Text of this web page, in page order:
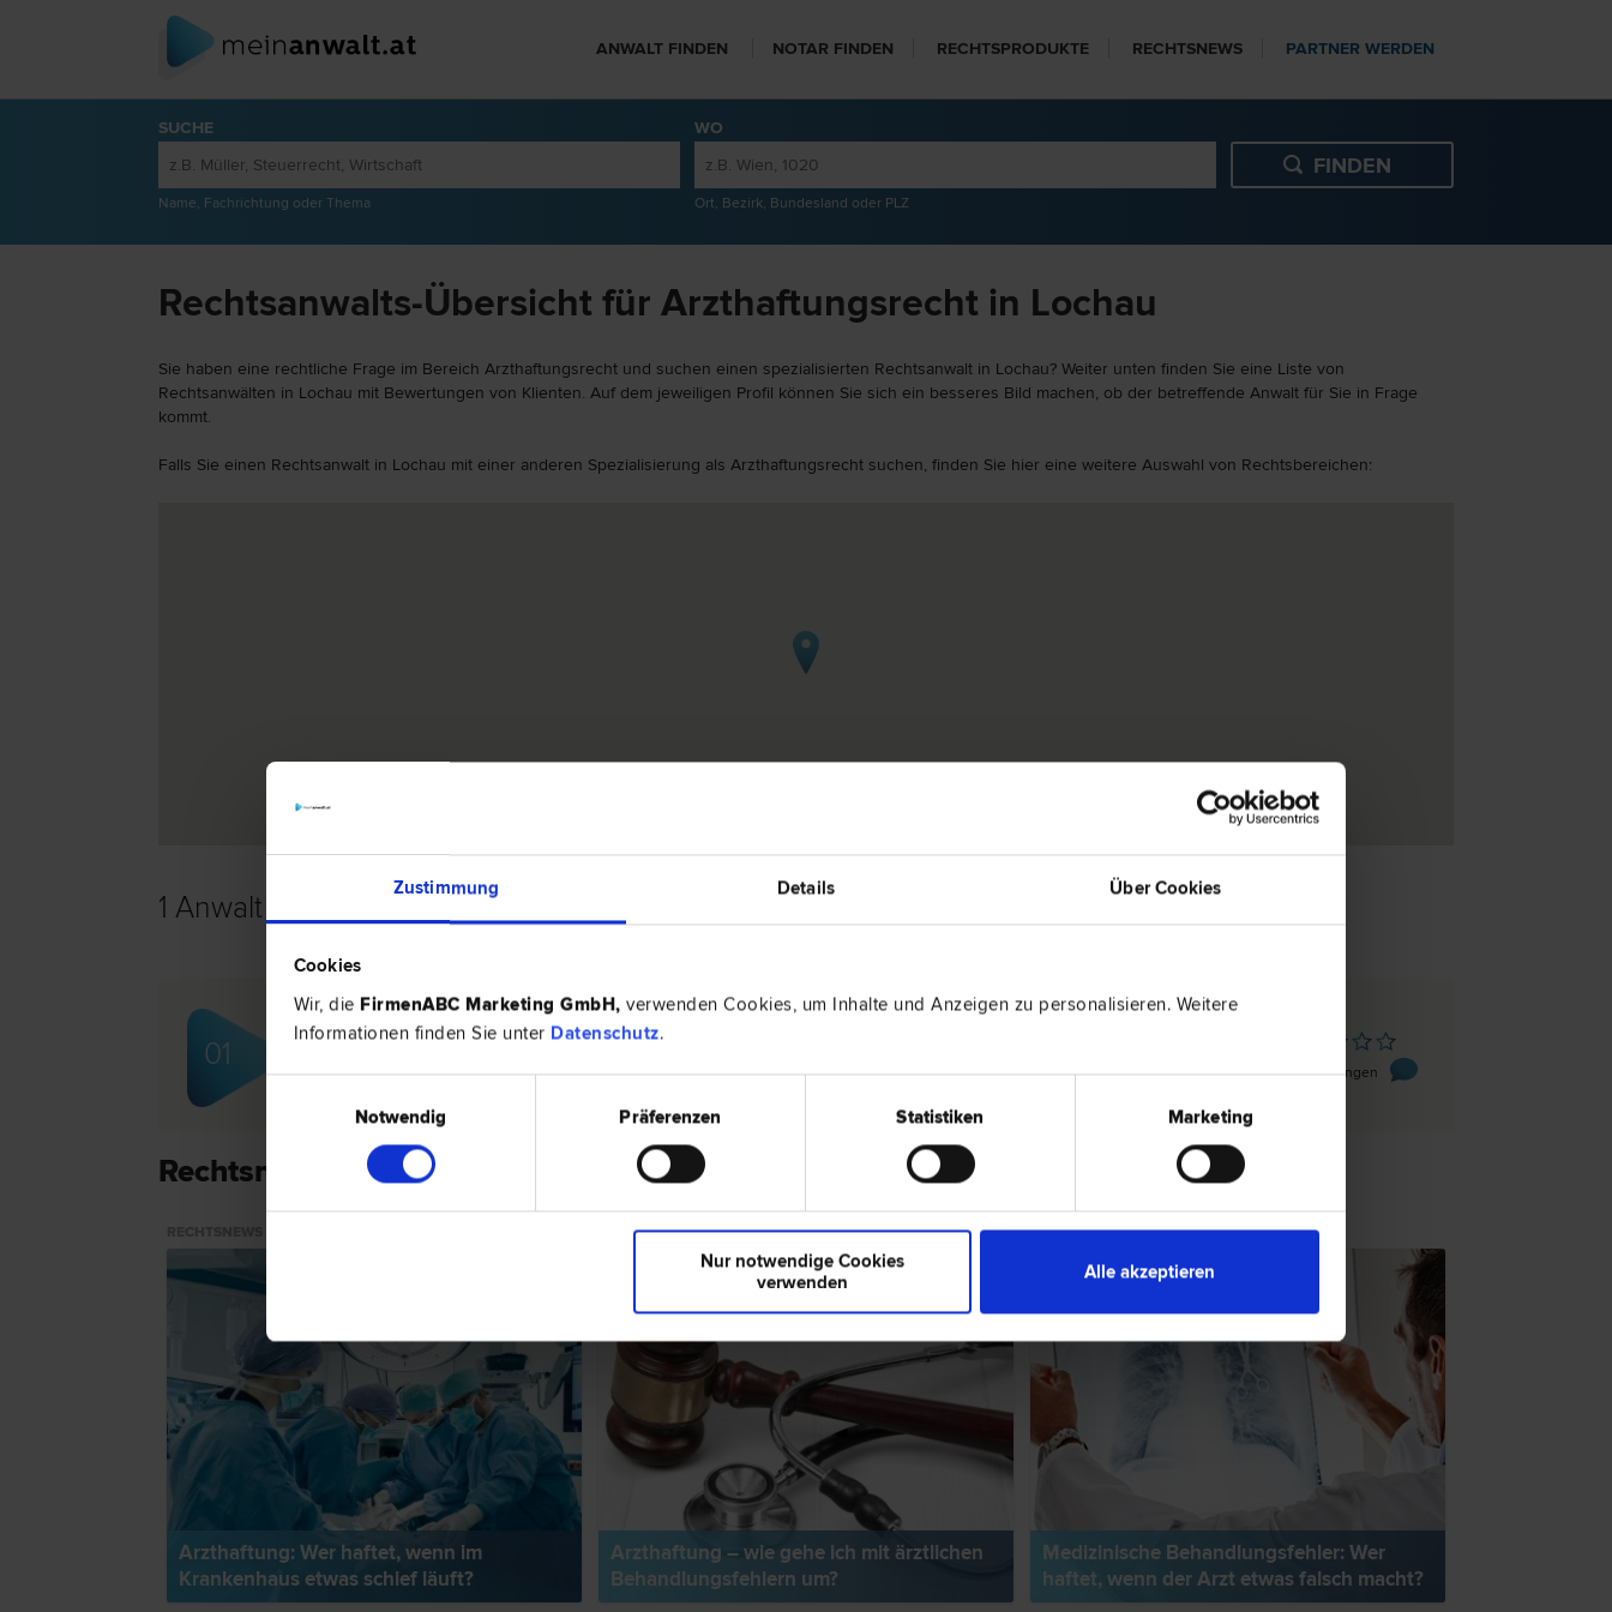
Zustimmung Details Über Cookies
Cookies
Wir, die FirmenABC Marketing GmbH, verwenden Cookies, um Inhalte und Anzeigen zu personalisieren. Weitere
Informationen finden Sie unter Datenschutz.
Notwendig
Präferenzen Statistiken Marketing
Nur notwendige Cookies
verwenden
Alle akzeptieren
ANWALT FINDEN NOTAR FINDEN RECHTSPRODUKTE RECHTSNEWS PARTNER WERDEN
SUCHE
Name, Fachrichtung oder Thema
WO
Ort, Bezirk, Bundesland oder PLZ
Rechtsanwalts-Übersicht für Arzthaftungsrecht in Lochau
Sie haben eine rechtliche Frage im Bereich Arzthaftungsrecht und suchen einen spezialisierten Rechtsanwalt in Lochau? Weiter unten finden Sie eine Liste von
Rechtsanwälten in Lochau mit Bewertungen von Klienten. Auf dem jeweiligen Profil können Sie sich ein besseres Bild machen, ob der betreffende Anwalt für Sie in Frage
kommt.
Falls Sie einen Rechtsanwalt in Lochau mit einer anderen Spezialisierung als Arzthaftungsrecht suchen, finden Sie hier eine weitere Auswahl von Rechtsbereichen:
1 Anwalt - Arzthaftungsrecht in Lochau
01
Mag. Markus LECHNER
Recht | Bau­recht
0 Bewertungen
Rechtsnews & Expertentipps zum Thema "Arzthaftungsrecht"
Arzthaftung: Wer haftet, wenn im
Krankenhaus etwas schief läuft?
EXPERTENTIPP
Arzthaftung – wie gehe ich mit ärztlichen
Behandlungsfehlern um?
RECHTSNEWS
Medizinische Behandlungsfehler: Wer
haftet, wenn der Arzt etwas falsch macht?